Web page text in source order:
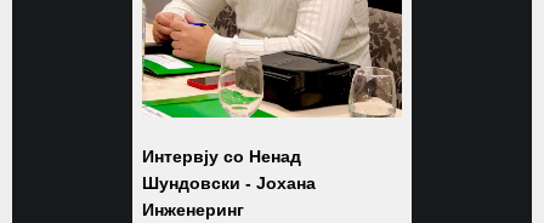
Интервју со Ненад
Шундовски - Јохана
Инженеринг